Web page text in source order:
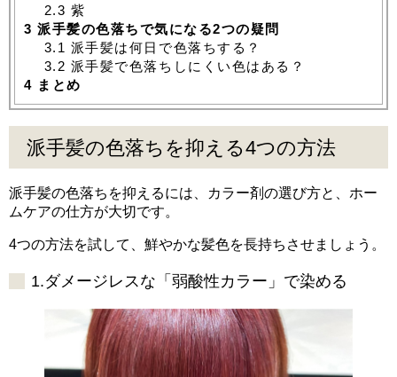
2.3 紫
3 派手髪の色落ちで気になる2つの疑問
3.1 派手髪は何日で色落ちする？
3.2 派手髪で色落ちしにくい色はある？
4 まとめ
派手髪の色落ちを抑える4つの方法
派手髪の色落ちを抑えるには、カラー剤の選び方と、ホー
ムケアの仕方が大切です。
4つの方法を試して、鮮やかな髪色を長持ちさせましょう。
1.ダメージレスな「弱酸性カラー」で染める